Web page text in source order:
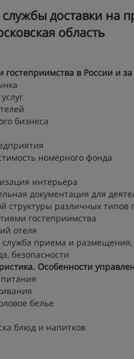
доставки на
область
в России и
бизнеса
номерного фонда
интерьера
документация для
структуры различных типов
гостеприимства
отеля
приема и
безопасности
Особенности
белье
блюд и напитков